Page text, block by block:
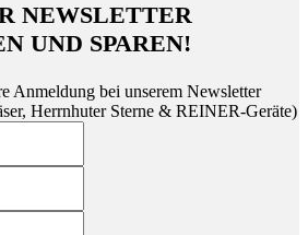
NEWSLETTER
UND SPAREN!
Anmeldung bei unserem Newsletter
Herrnhuter Sterne & REINER-Geräte)